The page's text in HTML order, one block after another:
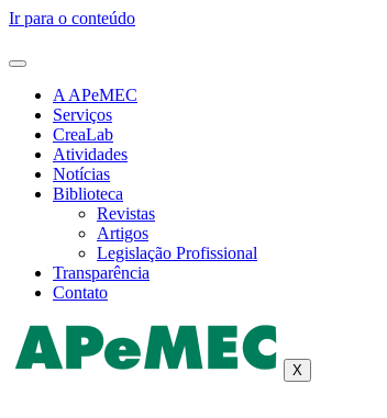
Ir para o conteúdo
A APeMEC
Serviços
CreaLab
Atividades
Notícias
Biblioteca
Revistas
Artigos
Legislação Profissional
Transparência
Contato
X